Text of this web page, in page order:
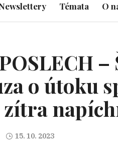
Témata O
o útoku
15. 10. 2023